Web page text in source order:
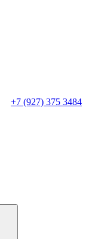
+7 (927) 375 3484